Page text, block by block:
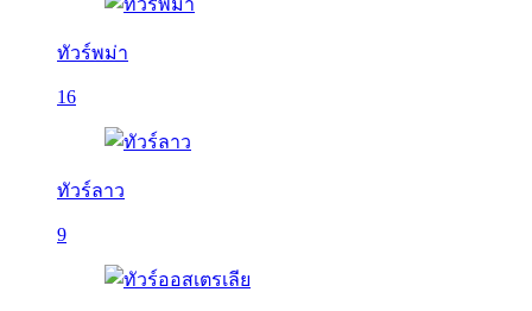
ทัวร์พม่า
16
ทัวร์ลาว
9